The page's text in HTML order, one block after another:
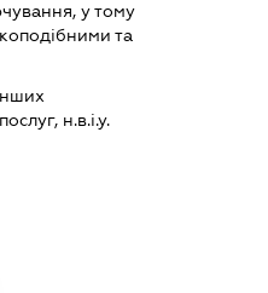
у тому
та
н.в.і.у.